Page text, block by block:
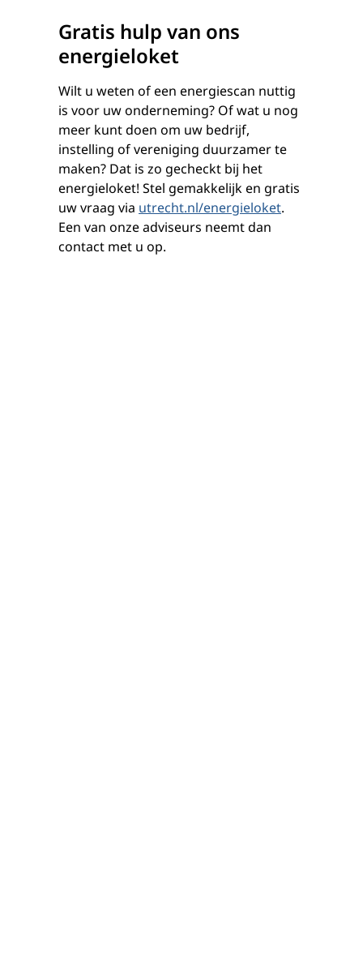
Gratis hulp van ons
energieloket
Wilt u weten of een energiescan nuttig
is voor uw onderneming? Of wat u nog
meer kunt doen om uw bedrijf,
instelling of vereniging duurzamer te
maken? Dat is zo gecheckt bij het
energieloket! Stel gemakkelijk en gratis
uw vraag via utrecht.nl/energieloket.
Een van onze adviseurs neemt dan
contact met u op.